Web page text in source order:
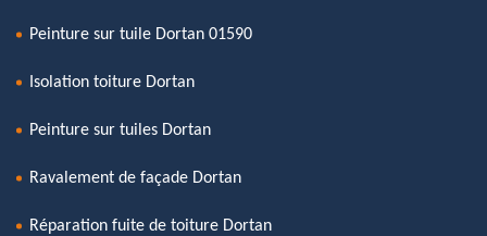
Peinture sur tuile Dortan 01590
Isolation toiture Dortan
Peinture sur tuiles Dortan
Ravalement de façade Dortan
Réparation fuite de toiture Dortan